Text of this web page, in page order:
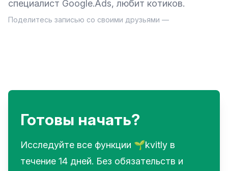
специалист Google.Ads, любит котиков.
Поделитесь записью со своими друзьями —
Готовы начать?
Исследуйте все функции 🌱kvitly в
течение 14 дней. Без обязательств и